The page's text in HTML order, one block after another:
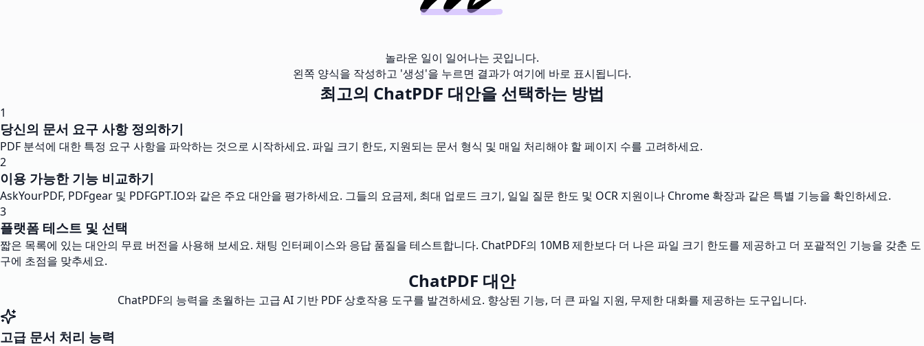
놀라운 일이 일어나는 곳입니다.
왼쪽 양식을 작성하고 '생성'을 누르면 결과가 여기에 바로 표시됩니다.
최고의 ChatPDF 대안을 선택하는 방법
1
당신의 문서 요구 사항 정의하기
PDF 분석에 대한 특정 요구 사항을 파악하는 것으로 시작하세요. 파일 크기 한도, 지원되는 문서 형식 및 매일 처리해야 할 페이지 수를 고려하세요.
2
이용 가능한 기능 비교하기
AskYourPDF, PDFgear 및 PDFGPT.IO와 같은 주요 대안을 평가하세요. 그들의 요금제, 최대 업로드 크기, 일일 질문 한도 및 OCR 지원이나 Chrome 확장과 같은 특별 기능을 확인하세요.
3
플랫폼 테스트 및 선택
짧은 목록에 있는 대안의 무료 버전을 사용해 보세요. 채팅 인터페이스와 응답 품질을 테스트합니다. ChatPDF의 10MB 제한보다 더 나은 파일 크기 한도를 제공하고 더 포괄적인 기능을 갖춘 도
구에 초점을 맞추세요.
ChatPDF 대안
ChatPDF의 능력을 초월하는 고급 AI 기반 PDF 상호작용 도구를 발견하세요. 향상된 기능, 더 큰 파일 지원, 무제한 대화를 제공하는 도구입니다.
고급 문서 처리 능력